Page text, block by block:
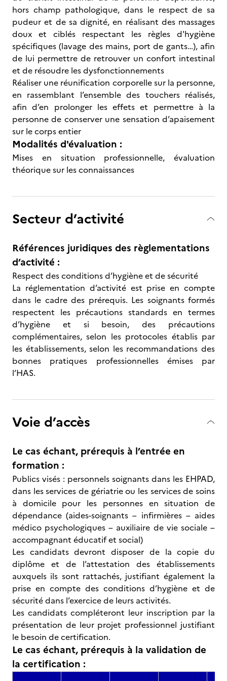
hors champ pathologique, dans le respect de sa
pudeur et de sa dignité, en réalisant des massages
doux et ciblés respectant les règles d'hygiène
spécifiques (lavage des mains, port de gants…), afin
de lui permettre de retrouver un confort intestinal
et de résoudre les dysfonctionnements
Réaliser une réunification corporelle sur la personne,
en rassemblant l’ensemble des touchers réalisés,
afin d’en prolonger les effets et permettre à la
personne de conserver une sensation d’apaisement
sur le corps entier
Modalités d'évaluation :
Mises en situation professionnelle, évaluation
théorique sur les connaissances
Secteur d’activité
Références juridiques des règlementations
d’activité :
Respect des conditions d’hygiène et de sécurité
La réglementation d’activité est prise en compte
dans le cadre des prérequis. Les soignants formés
respectent les précautions standards en termes
d’hygiène et si besoin, des précautions
complémentaires, selon les protocoles établis par
les établissements, selon les recommandations des
bonnes pratiques professionnelles émises par
l’HAS.
Voie d’accès
Le cas échant, prérequis à l’entrée en
formation :
Publics visés : personnels soignants dans les EHPAD,
dans les services de gériatrie ou les services de soins
à domicile pour les personnes en situation de
dépendance (aides-soignants – infirmières – aides
médico psychologiques – auxiliaire de vie sociale –
accompagnant éducatif et social)
Les candidats devront disposer de la copie du
diplôme et de l’attestation des établissements
auxquels ils sont rattachés, justifiant également la
prise en compte des conditions d’hygiène et de
sécurité dans l’exercice de leurs activités.
Les candidats compléteront leur inscription par la
présentation de leur projet professionnel justifiant
le besoin de certification.
Le cas échant, prérequis à la validation de
la certification :